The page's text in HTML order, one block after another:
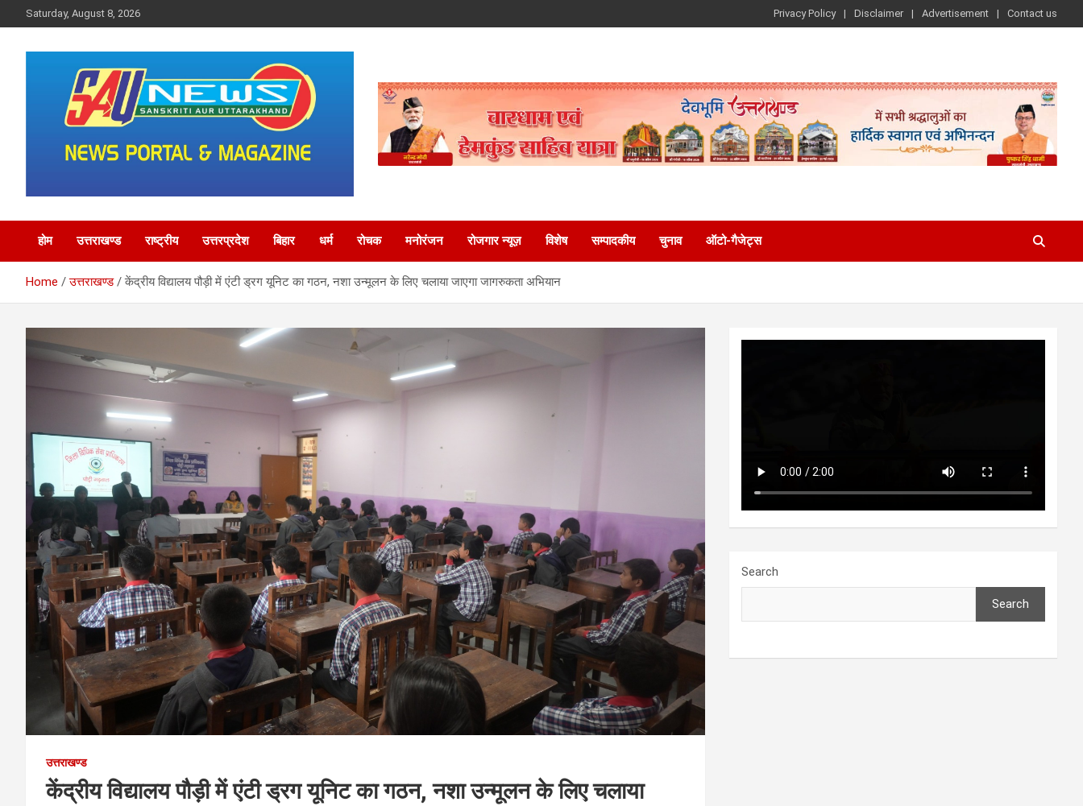
to
Saturday, August 8, 2026 Privacy Policy Disclaimer Advertisement Contact us
saunewsnetwork
होम उत्तराखण्ड राष्ट्रीय उत्तरप्रदेश बिहार धर्म रोचक मनोरंजन रोजगार न्यूज़ विशेष सम्पादकीय चुनाव ऑटो-गैजेट्स
Home उत्तराखण्ड केंद्रीय विद्यालय पौड़ी में एंटी ड्रग यूनिट का गठन, नशा उन्मूलन के लिए चलाया जाएगा जागरुकता अभियान
उत्तराखण्ड
केंद्रीय विद्यालय पौड़ी में एंटी ड्रग यूनिट का गठन, नशा उन्मूलन के लिए चलाया
Search
Search